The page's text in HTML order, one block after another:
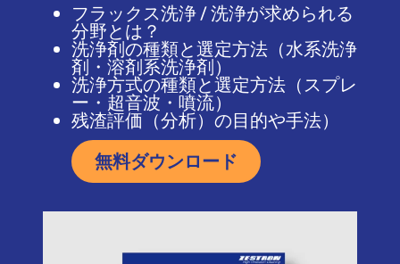
フラックス洗浄 / 洗浄が求められる
分野とは？
洗浄剤の種類と選定方法（水系洗浄
剤・溶剤系洗浄剤）
洗浄方式の種類と選定方法（スプレ
ー・超音波・噴流）
残渣評価（分析）の目的や手法）
無料ダウンロード